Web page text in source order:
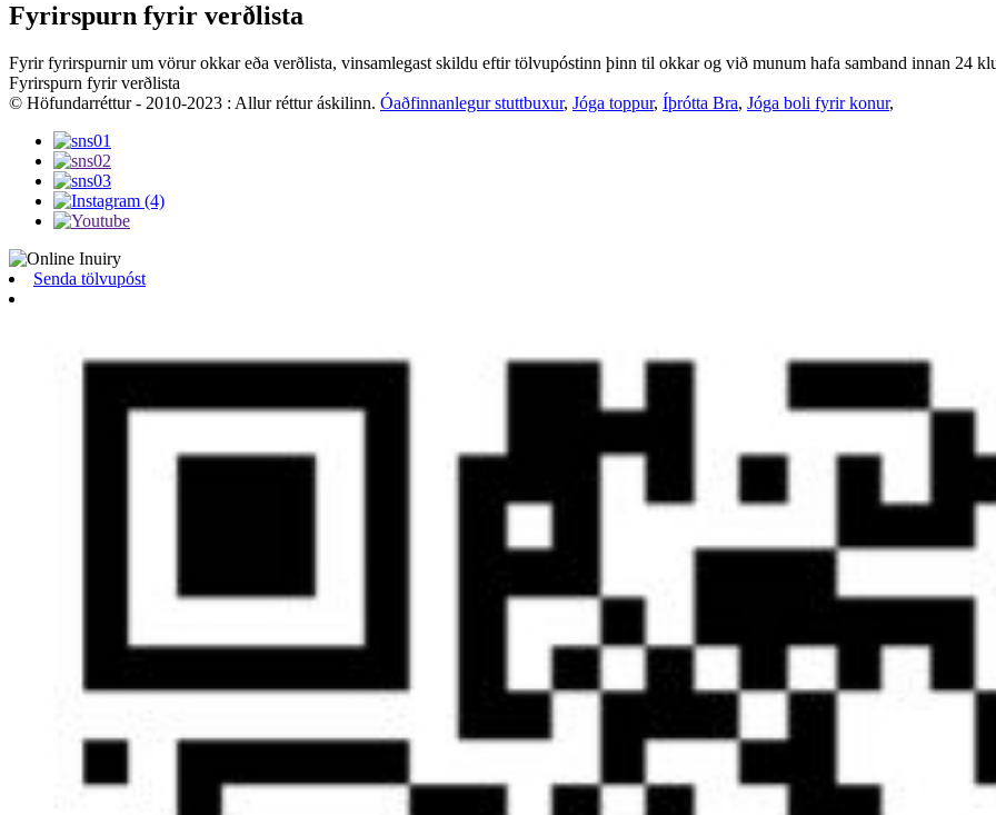
Fyrirspurn fyrir verðlista
Fyrir fyrirspurnir um vörur okkar eða verðlista, vinsamlegast skildu eftir tölvupóstinn þinn til okkar og við munum hafa samband innan 24
Fyrirspurn fyrir verðlista
© Höfundarréttur - 2010-2023 : Allur réttur áskilinn. Óaðfinnanlegur stuttbuxur, Jóga toppur, Íþrótta Bra, Jóga boli fyrir konur,
Senda tölvupóst